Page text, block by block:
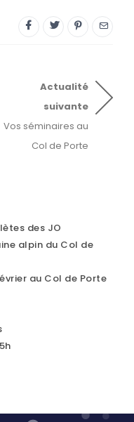
Actualité
suivante
Vos séminaires au
Col de Porte
des JO
alpin du Col de
au Col de Porte